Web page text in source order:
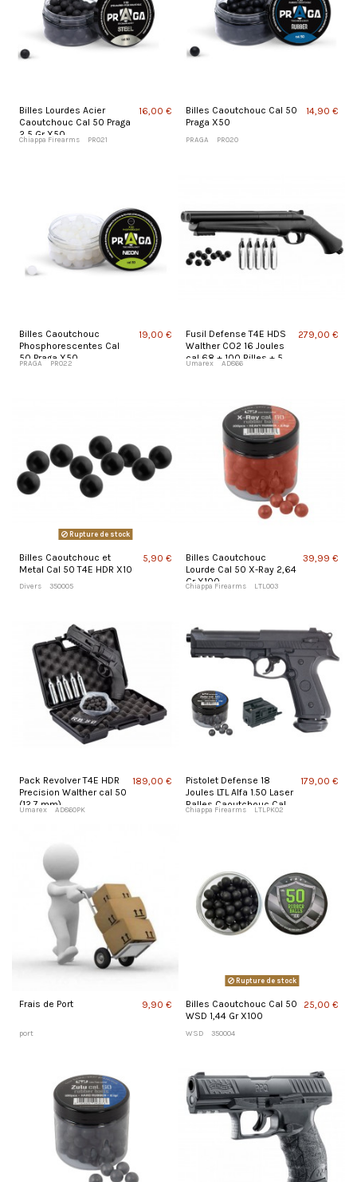
Billes Lourdes Acier
Caoutchouc Cal 50 Praga
2,5 Gr X50
Chiappa Firearms PR021
16,00 €
Billes Caoutchouc Cal 50
Praga X50
PRAGA PR020
14,90 €
Billes Caoutchouc
Phosphorescentes Cal
50 Praga X50
PRAGA PR022
19,00 €
Fusil Defense T4E HDS
Walther CO2 16 Joules
cal 68 + 100 Billes + 5
Umarex AD866
279,00 €
Rupture de stock
Billes Caoutchouc et
Metal Cal 50 T4E HDR X10
Divers 350005
5,90 €
Billes Caoutchouc
Lourde Cal 50 X-Ray 2,64
Gr X100
Chiappa Firearms LTL003
39,99 €
Pack Revolver T4E HDR
Precision Walther cal 50
(12,7 mm)
Umarex AD860PK
189,00 €
Pistolet Defense 18
Joules LTL Alfa 1.50 Laser
Balles Caoutchouc Cal
Chiappa Firearms LTLPK02
179,00 €
Frais de Port
port
9,90 €
Rupture de stock
Billes Caoutchouc Cal 50
WSD 1,44 Gr X100
WSD 350004
25,00 €